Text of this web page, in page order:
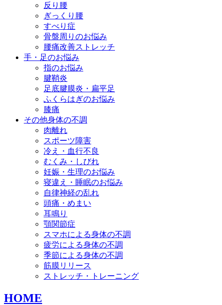
反り腰
ぎっくり腰
すべり症
骨盤周りのお悩み
腰痛改善ストレッチ
手・足のお悩み
指のお悩み
腱鞘炎
足底腱膜炎・扁平足
ふくらはぎのお悩み
膝痛
その他身体の不調
肉離れ
スポーツ障害
冷え・血行不良
むくみ・しびれ
妊娠・生理のお悩み
寝違え・睡眠のお悩み
自律神経の乱れ
頭痛・めまい
耳鳴り
顎関節症
スマホによる身体の不調
疲労による身体の不調
季節による身体の不調
筋膜リリース
ストレッチ・トレーニング
HOME